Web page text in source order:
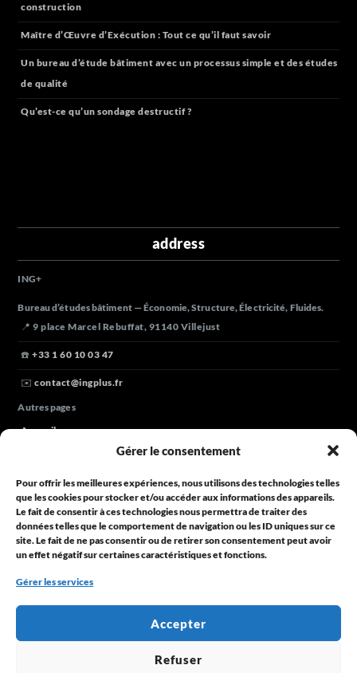
Gérer le consentement
Pour offrir les meilleures expériences, nous utilisons des technologies telles
que les cookies pour stocker et/ou accéder aux informations des appareils.
Le fait de consentir à ces technologies nous permettra de traiter des
données telles que le comportement de navigation ou les ID uniques sur ce
site. Le fait de ne pas consentir ou de retirer son consentement peut avoir
un effet négatif sur certaines caractéristiques et fonctions.
Gérer les services
Accepter
Refuser
construction
Maître d’Œuvre d’Exécution : Tout ce qu’il faut savoir
Un bureau d’étude bâtiment avec un processus simple et des études
de qualité
Qu’est-ce qu’un sondage destructif ?
address
ING+
Bureau d’études bâtiment — Économie, Structure, Électricité, Fluides.
📍 9 place Marcel Rebuffat, 91140 Villejust
☎️+33 1 60 10 03 47
✉️contact@ingplus.fr
Autres pages
Accueil
Parlons de votre projet
Blog
Horaires
de 9h30 à 18h00
Une question ?
© 2025 ING+